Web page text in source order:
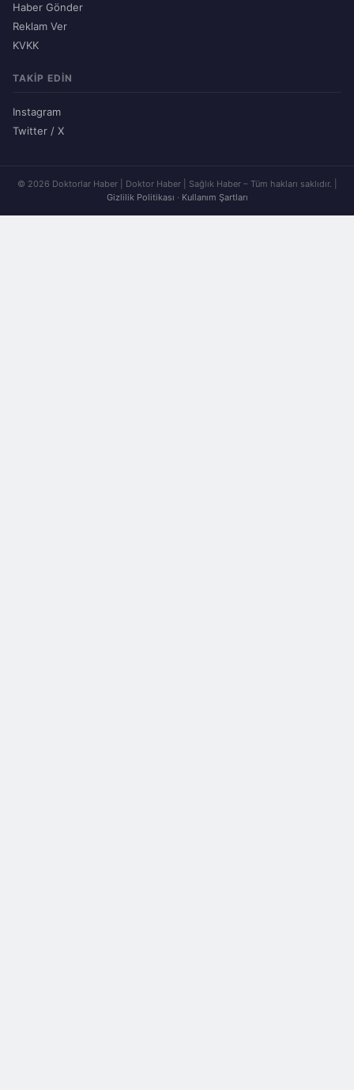
Haber Gönder
Reklam Ver
KVKK
TAKIP EDIN
Instagram
Twitter / X
© 2026 Doktorlar Haber | Doktor Haber | Sağlık Haber – Tüm hakları saklıdır. |
Gizlilik Politikası · Kullanım Şartları